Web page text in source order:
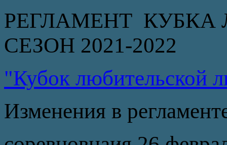
РЕГЛАМЕНТ
СЕЗОН 2021-2022
"Кубок любительской
Изменения в